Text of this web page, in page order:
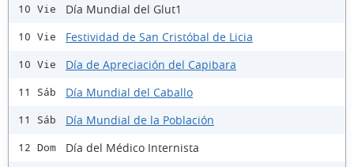
10 Vie Día Mundial del Glut1
10 Vie Festividad de San Cristóbal de Licia
10 Vie Día de Apreciación del Capibara
11 Sáb Día Mundial del Caballo
11 Sáb Día Mundial de la Población
12 Dom Día del Médico Internista